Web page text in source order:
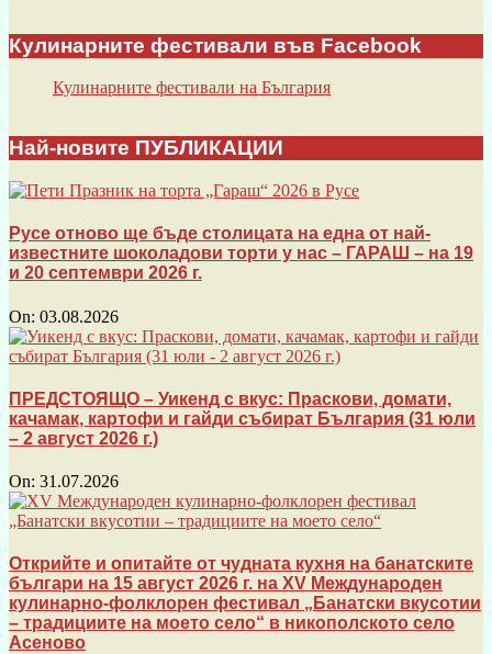
Кулинарните фестивали във Facebook
Кулинарните фестивали на България
Най-новите ПУБЛИКАЦИИ
Русе отново ще бъде столицата на една от най-
известните шоколадови торти у нас – ГАРАШ – на 19
и 20 септември 2026 г.
On: 03.08.2026
ПРЕДСТОЯЩО – Уикенд с вкус: Праскови, домати,
качамак, картофи и гайди събират България (31 юли
– 2 август 2026 г.)
On: 31.07.2026
Открийте и опитайте от чудната кухня на банатските
българи на 15 август 2026 г. на XV Международен
кулинарно-фолклорен фестивал „Банатски вкусотии
– традициите на моето село“ в никополското село
Асеново